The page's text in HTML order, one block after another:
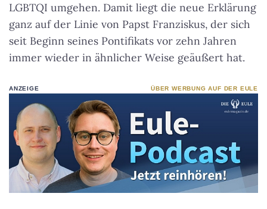
LGBTQI umgehen. Damit liegt die neue Erklärung
ganz auf der Linie von Papst Franziskus, der sich
seit Beginn seines Pontifikats vor zehn Jahren
immer wieder in ähnlicher Weise geäußert hat.
ANZEIGE ÜBER WERBUNG AUF DER EULE